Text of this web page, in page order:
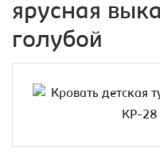
ярусная
голубой